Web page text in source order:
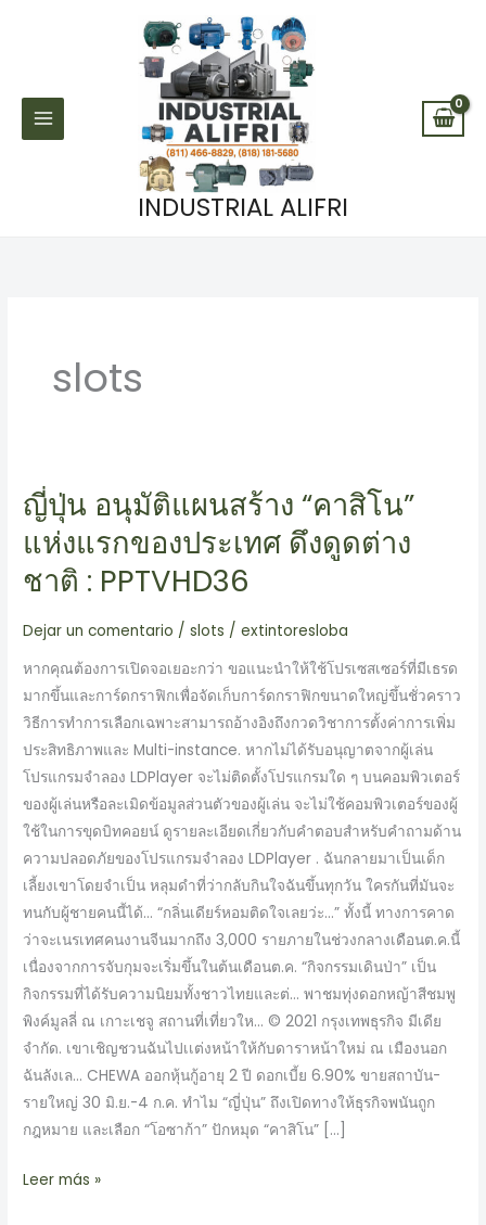
INDUSTRIAL ALIFRI
slots
ญี่ปุ่น อนุมัติแผนสร้าง “คาสิโน”
แห่งแรกของประเทศ ดึงดูดต่าง
ชาติ : PPTVHD36
Dejar un comentario /slots /extintoresloba
หากคุณต้องการเปิดจอเยอะกว่า ขอแนะนำให้ใช้โปรเซสเซอร์ที่มีเธรด
มากขึ้นและการ์ดกราฟิกเพื่อจัดเก็บการ์ดกราฟิกขนาดใหญ่ขึ้นชั่วคราว
วิธีการทำการเลือกเฉพาะสามารถอ้างอิงถึงกวดวิชาการตั้งค่าการเพิ่ม
ประสิทธิภาพและ Multi-instance. หากไม่ได้รับอนุญาตจากผู้เล่น
โปรแกรมจำลอง LDPlayer จะไม่ติดตั้งโปรแกรมใด ๆ บนคอมพิวเตอร์
ของผู้เล่นหรือละเมิดข้อมูลส่วนตัวของผู้เล่น จะไม่ใช้คอมพิวเตอร์ของผู้
ใช้ในการขุดบิทคอยน์ ดูรายละเอียดเกี่ยวกับคำตอบสำหรับคำถามด้าน
ความปลอดภัยของโปรแกรมจำลอง LDPlayer . ฉันกลายมาเป็นเด็ก
เลี้ยงเขาโดยจำเป็น หลุมดำที่ว่ากลับกินใจฉันขึ้นทุกวัน ใครกันที่มันจะ
ทนกับผู้ชายคนนี้ได้… “กลิ่นเดียร์หอมติดใจเลยว่ะ…” ทั้งนี้ ทางการคาด
ว่าจะเนรเทศคนงานจีนมากถึง 3,000 รายภายในช่วงกลางเดือนต.ค.นี้
เนื่องจากการจับกุมจะเริ่มขึ้นในต้นเดือนต.ค. “กิจกรรมเดินป่า” เป็น
กิจกรรมที่ได้รับความนิยมทั้งชาวไทยและต่… พาชมทุ่งดอกหญ้าสีชมพู
พิงค์มูลลี่ ณ เกาะเชจู สถานที่เที่ยวให… © 2021 กรุงเทพธุรกิจ มีเดีย
จำกัด. เขาเชิญชวนฉันไปเเต่งหน้าให้กับดาราหน้าใหม่ ณ เมืองนอก
ฉันลังเล… CHEWA ออกหุ้นกู้อายุ 2 ปี ดอกเบี้ย 6.90% ขายสถาบัน-
รายใหญ่ 30 มิ.ย.-4 ก.ค. ทำไม “ญี่ปุ่น” ถึงเปิดทางให้ธุรกิจพนันถูก
กฎหมาย และเลือก “โอซาก้า” ปักหมุด “คาสิโน” […]
ญี่ปุ่น
อนุมัติ
แผน
สร้าง
สิโน”
แห่ง
แรก
ของ
ประเทศ
ดึงดูด
ต่าง
ชาติ
:
PPTVHD36
Leer más »